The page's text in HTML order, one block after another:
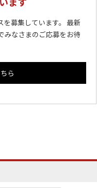
募集しています。 最新
みなさまのご応募をお待
ら